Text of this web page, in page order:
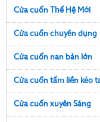
Cửa cuốn Thế Hệ Mới
Cửa cuốn chuyên dụng
Cửa cuốn nan bản lớn
Cửa cuốn tấm liền kéo
Cửa cuốn xuyên Sáng